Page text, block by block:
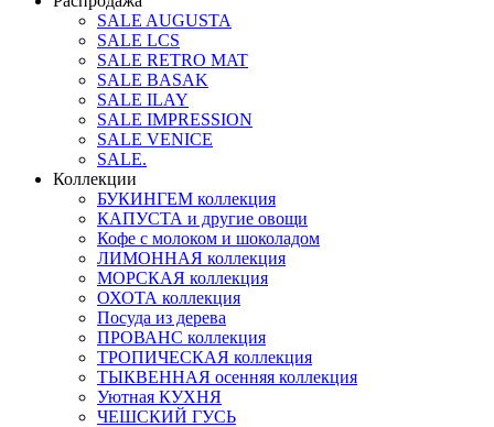
SALE AUGUSTA
SALE LCS
SALE RETRO MAT
SALE BASAK
SALE ILAY
SALE IMPRESSION
SALE VENICE
SALE.
Коллекции
БУКИНГЕМ коллекция
КАПУСТА и другие овощи
Кофе с молоком и шоколадом
ЛИМОННАЯ коллекция
МОРСКАЯ коллекция
ОХОТА коллекция
Посуда из дерева
ПРОВАНС коллекция
ТРОПИЧЕСКАЯ коллекция
ТЫКВЕННАЯ осенняя коллекция
Уютная КУХНЯ
ЧЕШСКИЙ ГУСЬ